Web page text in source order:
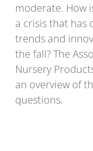
moderate. How
a crisis that has
trends and
the fall? The
Nursery
an overview of
questions.